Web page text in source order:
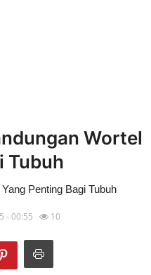
Wortel
Tubuh
Penting Bagi Tubuh
- 00:55 10